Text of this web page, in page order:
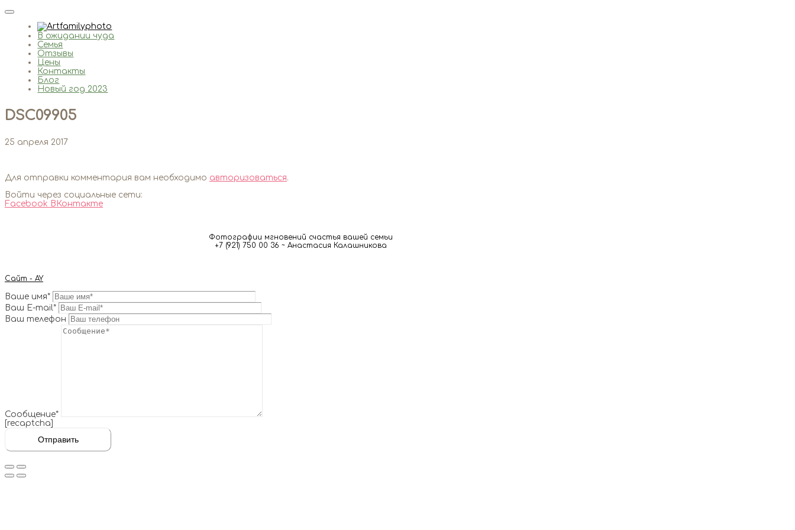
В ожидании чуда
Семья
Отзывы
Цены
Контакты
Блог
Новый год 2023
DSC09905
25 апреля 2017
Для отправки комментария вам необходимо авторизоваться.
Войти через социальные сети:
Facebook ВКонтакте
Фотографии мгновений счастья вашей семьи
+7 (921) 750 00 36 ~ Анастасия Калашникова
Сайт - AY
Ваше имя*
Ваш E-mail*
Ваш телефон
Сообщение*
[recaptcha]